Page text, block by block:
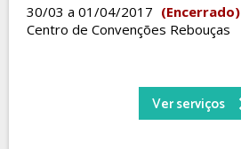
30/03 a 01/04/2017 (Encerrado)
Centro de Convenções Rebouças
Ver serviços